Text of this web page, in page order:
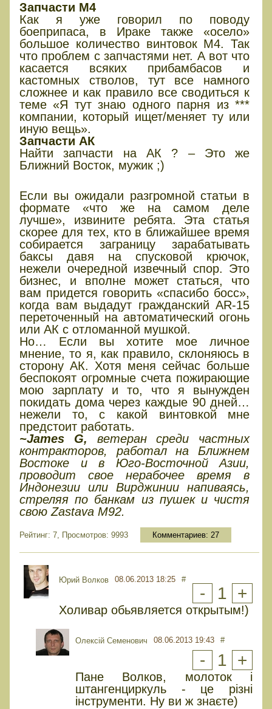
Запчасти М4
Как я уже говорил по поводу
боеприпаса, в Ираке также «осело»
большое количество винтовок М4. Так
что проблем с запчастями нет. А вот что
касается всяких прибамбасов и
кастомных стволов, тут все намного
сложнее и как правило все сводиться к
теме «Я тут знаю одного парня из ***
компании, который ищет/меняет ту или
иную вещь».
Запчасти АК
Найти запчасти на АК ? – Это же
Ближний Восток, мужик ;)
Если вы ожидали разгромной статьи в
формате «что же на самом деле
лучше», извините ребята. Эта статья
скорее для тех, кто в ближайшее время
собирается заграницу зарабатывать
баксы давя на спусковой крючок,
нежели очередной извечный спор. Это
бизнес, и вполне может статься, что
вам придется говорить «спасибо босс»,
когда вам выдадут гражданский AR-15
переточенный на автоматический огонь
или АК с отломанной мушкой.
Но… Если вы хотите мое личное
мнение, то я, как правило, склоняюсь в
сторону АК. Хотя меня сейчас больше
беспокоят огромные счета пожирающие
мою зарплату и то, что я вынужден
покидать дома через каждые 90 дней…
нежели то, с какой винтовкой мне
предстоит работать.
~James G, ветеран среди частных
контракторов, работал на Ближнем
Востоке и в Юго-Восточной Азии,
проводит свое нерабочее время в
Индонезии или Вирджинии напиваясь,
стреляя по банкам из пушек и чистя
свою Zastava M92.
Рейтинг: 7, Просмотров: 9993 Комментариев: 27
Юрий Волков 08.06.2013 18:25 #
- 1 +
Холивар обьявляется открытым!)
Олексій Семенович 08.06.2013 19:43 #
- 1 +
Пане Волков, молоток і
штангенциркуль - це різні
інструменти. Ну ви ж знаєте)